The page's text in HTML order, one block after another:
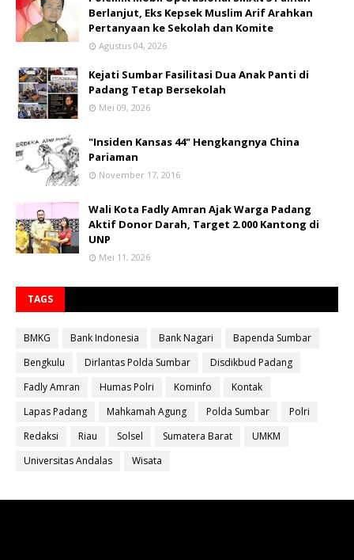
Berlanjut, Eks Kepsek Muslim Arif Arahkan
Pertanyaan ke Sekolah dan Komite
Agustus 04, 2026
Kejati Sumbar Fasilitasi Dua Anak Panti di
Padang Tetap Bersekolah
Mei 09, 2026
"Insiden Kansas 44" Hengkangnya China
Pariaman
November 17, 2016
Wali Kota Fadly Amran Ajak Warga Padang
Aktif Donor Darah, Target 2.000 Kantong di
UNP
Mei 11, 2026
TAGS
BMKG Bank Indonesia Bank Nagari
Bapenda Sumbar
Bengkulu
Dirlantas Polda Sumbar
Disdikbud Padang
Fadly Amran
Humas Polri Kominfo
Kontak
Lapas Padang
Mahkamah Agung Polda Sumbar
Polri
Redaksi
Riau Solsel Sumatera Barat
UMKM
Universitas Andalas
Wisata